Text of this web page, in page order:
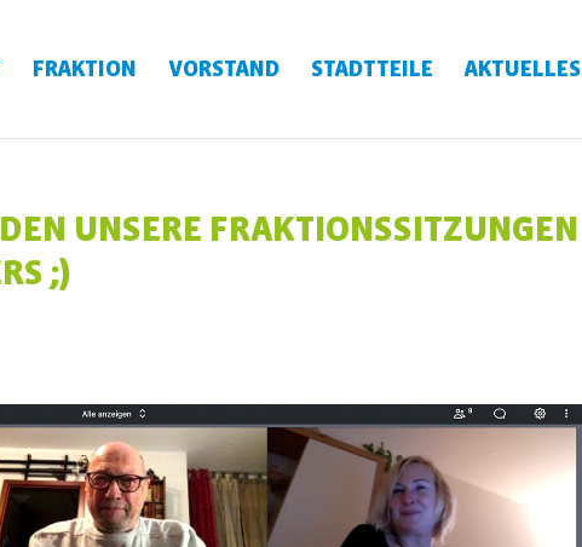
FRAKTION VORSTAND STADTTEILE AKTUELLES
UNSERE FRAKTIONSSITZUNGEN
;)